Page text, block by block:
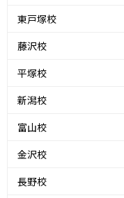
東戸塚校
藤沢校
平塚校
新潟校
富山校
金沢校
長野校